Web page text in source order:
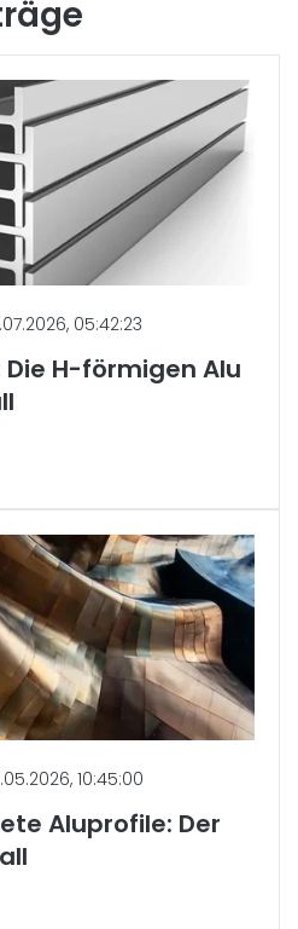
05:42:23
Die H-förmigen Alu
10:45:00
Aluprofile: Der